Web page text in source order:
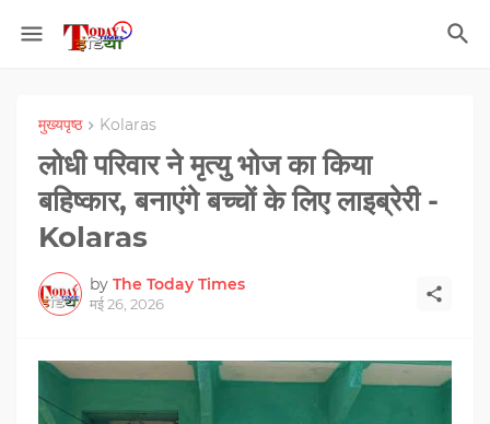
मुख्यपृष्ठ Kolaras
लोधी परिवार ने मृत्यु भोज का किया
बहिष्कार, बनाएंगे बच्चों के लिए लाइब्रेरी -
Kolaras
by The Today Times
मई 26, 2026